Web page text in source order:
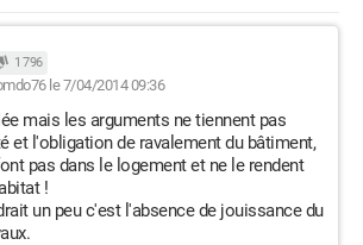
1 796
le 7/04/2014 09:36
mais les arguments ne tiennent pas
et l'obligation de ravalement du bâtiment,
pas dans le logement et ne le rendent
!
un peu c'est l'absence de jouissance du